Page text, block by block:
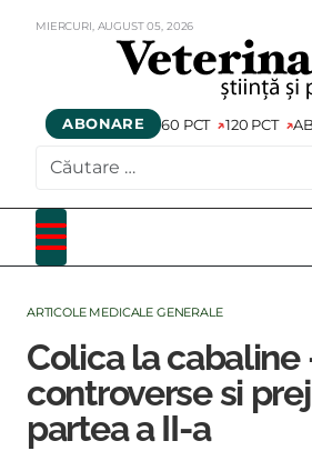
MIERCURI, AUGUST05, 2026
ABONARE 60 PCT 120 PCT
ARTICOLE MEDICALE GENERALE
Colica la cabaline
controverse si
partea a II-a